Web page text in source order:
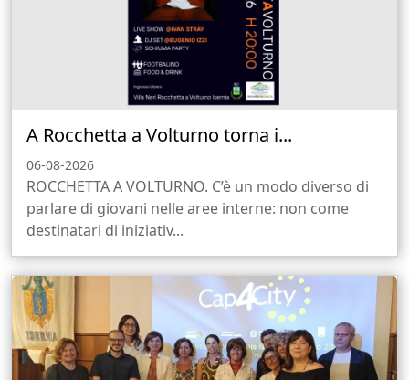
A Rocchetta a Volturno torna i...
06-08-2026
ROCCHETTA A VOLTURNO. C’è un modo diverso di
parlare di giovani nelle aree interne: non come
destinatari di iniziativ...